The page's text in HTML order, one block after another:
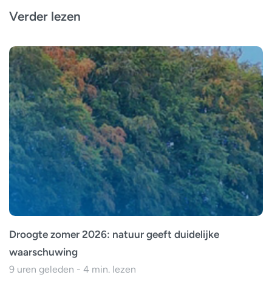
Verder lezen
Droogte zomer 2026: natuur geeft duidelijke
waarschuwing
9 uren geleden - 4 min. lezen